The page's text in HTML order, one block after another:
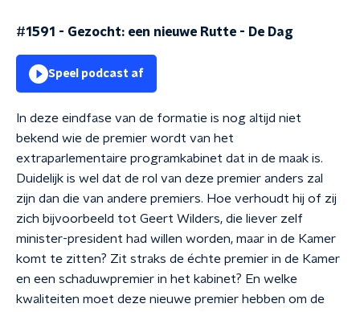
#1591 - Gezocht: een nieuwe Rutte - De Dag
Speel podcast af
In deze eindfase van de formatie is nog altijd niet
bekend wie de premier wordt van het
extraparlementaire programkabinet dat in de maak is.
Duidelijk is wel dat de rol van deze premier anders zal
zijn dan die van andere premiers. Hoe verhoudt hij of zij
zich bijvoorbeeld tot Geert Wilders, die liever zelf
minister-president had willen worden, maar in de Kamer
komt te zitten? Zit straks de échte premier in de Kamer
en een schaduwpremier in het kabinet? En welke
kwaliteiten moet deze nieuwe premier hebben om de